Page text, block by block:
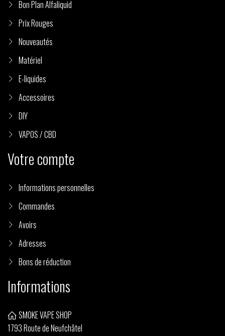
Bon Plan Alfaliquid
Prix Rouges
Nouveautés
Matériel
E-liquides
Accessoires
DIY
VAPOS / CBD
Votre compte
Informations personnelles
Commandes
Avoirs
Adresses
Bons de réduction
Informations
SMOKE VAPE SHOP
1793 Route de Neufchâtel